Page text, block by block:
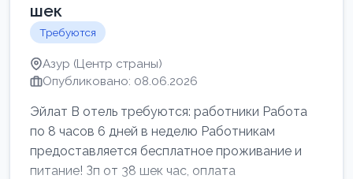
шек
Требуются
Азур (Центр страны)
Опубликовано: 08.06.2026
Эйлат В отель требуются: работники Работа
по 8 часов 6 дней в неделю Работникам
предоставляется бесплатное проживание и
питание! Зп от 38 шек час, оплата